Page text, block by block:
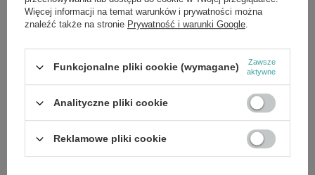
PROMOCJA
Olimp Nutrition Whey Protein Xplode Czekoladowa Odżywka
Białkowa na Masę 700g
£10.96
Cena regularna:£12.89 -15%
PROMOCJA
BCAA Xplode, Mojito - 500g
Więcej informacji na temat warunków i prywatności można
znaleźć także na stronie Prywatność i warunki Google.
Funkcjonalne pliki cookie (wymagane)
Zawsze
aktywne
Analityczne pliki cookie
Reklamowe pliki cookie